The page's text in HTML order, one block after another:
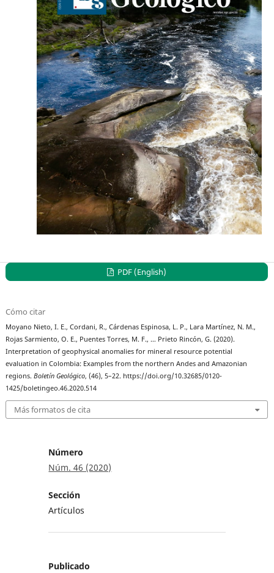
PDF (English)
Cómo citar
Moyano Nieto, I. E., Cordani, R., Cárdenas Espinosa, L. P., Lara Martínez, N. M.,
Rojas Sarmiento, O. E., Puentes Torres, M. F., … Prieto Rincón, G. (2020).
Interpretation of geophysical anomalies for mineral resource potential
evaluation in Colombia: Examples from the northern Andes and Amazonian
regions.Boletín Geológico, (46), 5–22. https://doi.org/10.32685/0120-
1425/boletingeo.46.2020.514
Más formatos de cita
Número
Núm. 46 (2020)
Sección
Artículos
Publicado